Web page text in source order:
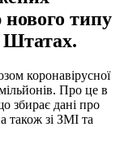
типу
Штатах.
коронавірусної
Про це в
збирає дані про
також зі ЗМІ та